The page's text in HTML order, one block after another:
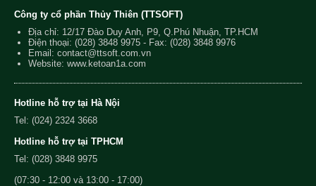
Công ty cổ phần Thủy Thiên (TTSOFT)
Địa chỉ: 12/17 Đào Duy Anh, P9, Q.Phú Nhuận, TP.HCM
Điện thoại: (028) 3848 9975 - Fax: (028) 3848 9976
Email: contact@ttsoft.com.vn
Website: www.ketoan1a.com
Hotline hỗ trợ tại Hà Nội
Tel: (024) 2324 3668
Hotline hỗ trợ tại TPHCM
Tel: (028) 3848 9975
(07:30 - 12:00 và 13:00 - 17:00)